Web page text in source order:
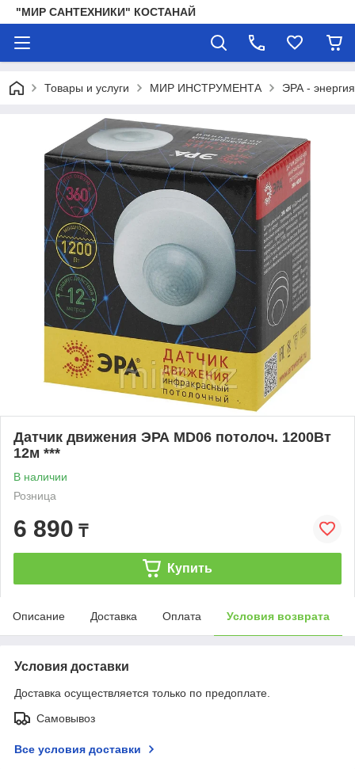
"МИР САНТЕХНИКИ" КОСТАНАЙ
Товары и услуги МИР ИНСТРУМЕНТА ЭРА -
Датчик движения ЭРА MD06 потолоч. 1200Вт
12м ***
В наличии
Розница
6 890 ₸
Купить
Описание Доставка Оплата Условия возврата
Условия доставки
Доставка осуществляется только по предоплате.
Самовывоз
Все условия доставки